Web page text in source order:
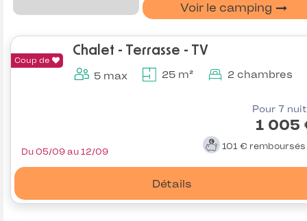
Voir le camping
Coup de
Chalet - Terrasse - TV
5 max 25 m² 2 chambres
Pour 7
1 005
101 € remboursés
Détails
Du 05/09 au 12/09